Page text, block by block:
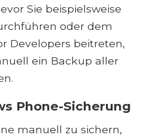
Sie beispielsweise
oder dem
Developers beitreten,
ein Backup aller
Phone-Sicherung
manuell zu sichern,